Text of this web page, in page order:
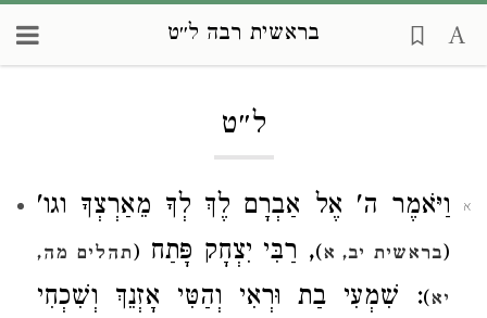
בראשית רבה ל״ט
ל״ט
א וַיֹּאמֶר ה' אֶל אַבְרָם לֶךְ לְךָ מֵאַרְצְךָ וגו'
(בראשית יב, א), רַבִּי יִצְחָק פָּתַח (תהלים מה,
יא): שִׁמְעִי בַת וּרְאִי וְהַטִּי אָזְנֵךְ וְשִׁכְחִי